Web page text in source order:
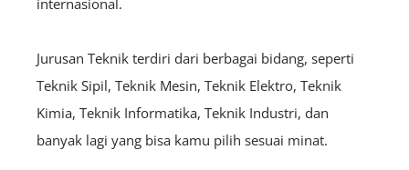
Jurusan Teknik terdiri dari berbagai bidang, seperti
Teknik Sipil, Teknik Mesin, Teknik Elektro, Teknik
Kimia, Teknik Informatika, Teknik Industri, dan
banyak lagi yang bisa kamu pilih sesuai minat.